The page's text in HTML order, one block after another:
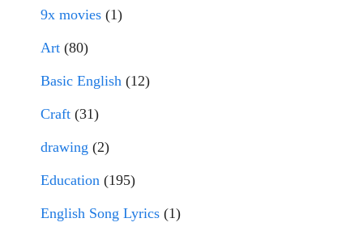
9x movies (1)
Art (80)
Basic English (12)
Craft (31)
drawing (2)
Education (195)
English Song Lyrics (1)